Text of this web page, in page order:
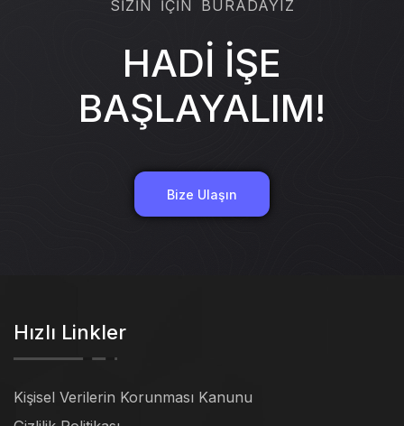
HADİ İŞE
BAŞLAYALIM!
Kişisel Verilerin Korunması Kanunu
Gizlilik Politikası
Şartlar ve Koşullar